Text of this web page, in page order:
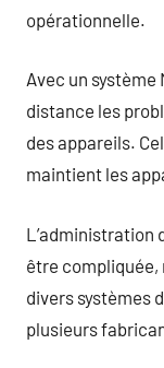
opérationnelle.
Avec un système
distance les
des appareils.
maintient les
L’administration
être
divers systèmes
plusieurs